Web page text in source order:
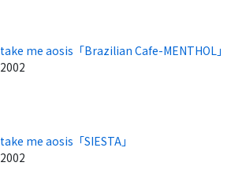
take me aosis「Brazilian Cafe-MENTHOL」
2002
take me aosis「SIESTA」
2002